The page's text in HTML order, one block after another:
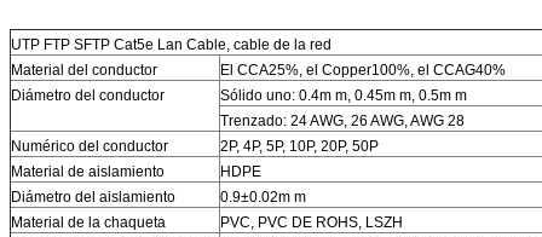
UTP FTP SFTP Cat5e Lan Cable, cable de la red
Material del conductor
El CCA25%, el Copper100%, el CCAG40%
Diámetro del conductor
Sólido uno: 0.4m m, 0.45m m, 0.5m m
Trenzado: 24 AWG, 26 AWG, AWG 28
Numérico del conductor
2P, 4P, 5P, 10P, 20P, 50P
Material de aislamiento
HDPE
Diámetro del aislamiento
0.9±0.02m m
Material de la chaqueta
PVC, PVC DE ROHS, LSZH